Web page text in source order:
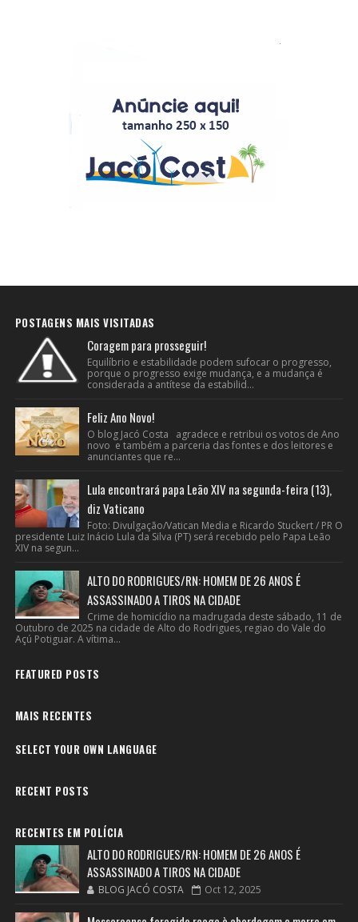
POSTAGENS MAIS VISITADAS
Coragem para prosseguir!
Equilíbrio e estabilidade podem sufocar o progresso,
porque o progresso exige mudança, e a mudança é
considerada a antítese da estabilid...
Feliz Ano Novo!
O blog Jacó Costa agradece e retribui os votos de Ano
novo e também a parceria das fontes e dos leitores e
anunciantes que re...
Lula encontrará papa Leão XIV na segunda-feira (13),
diz Vaticano
Foto: Divulgação/Vatican Media e Ricardo Stuckert / PR O
presidente Luiz Inácio Lula da Silva (PT) será recebido pelo Papa Leão
XIV na segun...
ALTO DO RODRIGUES/RN: HOMEM DE 26 ANOS É
ASSASSINADO A TIROS NA CIDADE
Crime de homicídio na madrugada deste sábado, 11 de
Outubro de 2025 na cidade de Alto do Rodrigues, regiao do Vale do
Açú Potiguar. A vítima...
FEATURED POSTS
MAIS RECENTES
SELECT YOUR OWN LANGUAGE
RECENT POSTS
RECENTES EM POLÍCIA
ALTO DO RODRIGUES/RN: HOMEM DE 26 ANOS É
ASSASSINADO A TIROS NA CIDADE
BLOG JACÓ COSTA Oct 12, 2025